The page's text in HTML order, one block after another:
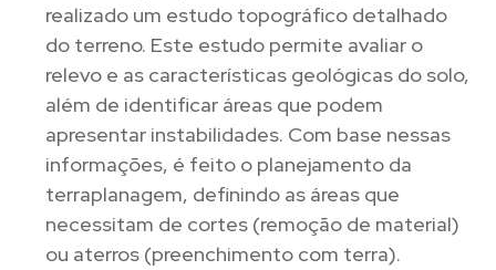
realizado um estudo topográfico detalhado
do terreno. Este estudo permite avaliar o
relevo e as características geológicas do solo,
além de identificar áreas que podem
apresentar instabilidades. Com base nessas
informações, é feito o planejamento da
terraplanagem, definindo as áreas que
necessitam de cortes (remoção de material)
ou aterros (preenchimento com terra).